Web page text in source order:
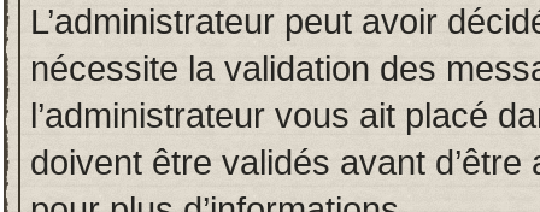
L’administrateur peut avoir
nécessite la validation des
l’administrateur vous ait placé
doivent être validés avant